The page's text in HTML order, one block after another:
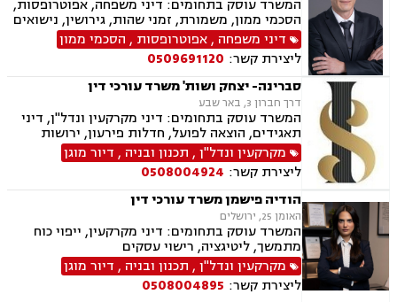
דיני חברות, ליטיגציה מסחרית ונדל"נית, דיני
עמותות
המשרד עוסק בתחומים: דיני משפחה, אפוטרופסות,
הסכמי ממון, משמורת, זמני שהות, גירושין, נישואים
אזרחיים, חלוקת רכוש, מעמד אישי, תיאום הורי,
ניכור הורי, ירושות וצוואות, ייפוי כוח מתמשך.
דיני משפחה ,אפוטרופסות , הסכמי ממון
ליצירת קשר: 0509691120
סברינה- יצחק ושות' משרד עורכי דין
דרך חברון 3, באר שבע
המשרד עוסק בתחומים: דיני מקרקעין ונדל"ן, דיני
תאגידים, הוצאה לפועל, חדלות פירעון, ירושות
וצוואת.
מקרקעין ונדל"ן, תכנון ובניה , דיור מוגן
ליצירת קשר: 0508004924
הודיה פישמן משרד עורכי דין
האומן 25, ירושלים
המשרד עוסק בתחומים: דיני מקרקעין, ייפוי כוח
מתמשך, ליטיגציה, רישוי עסקים
מקרקעין ונדל"ן, תכנון ובניה , דיור מוגן
ליצירת קשר: 0508004895